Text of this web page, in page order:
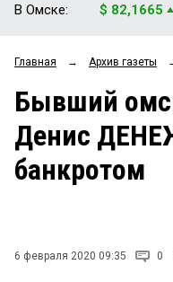
ОБЩЕСТВО
ЗАКОН
НОВОСТИ КОМПАНИЙ
В Омске: $ 82,1665
Главная → Архив газеты
Бывший
Денис
банкротом
6 февраля 2020 09:35 0